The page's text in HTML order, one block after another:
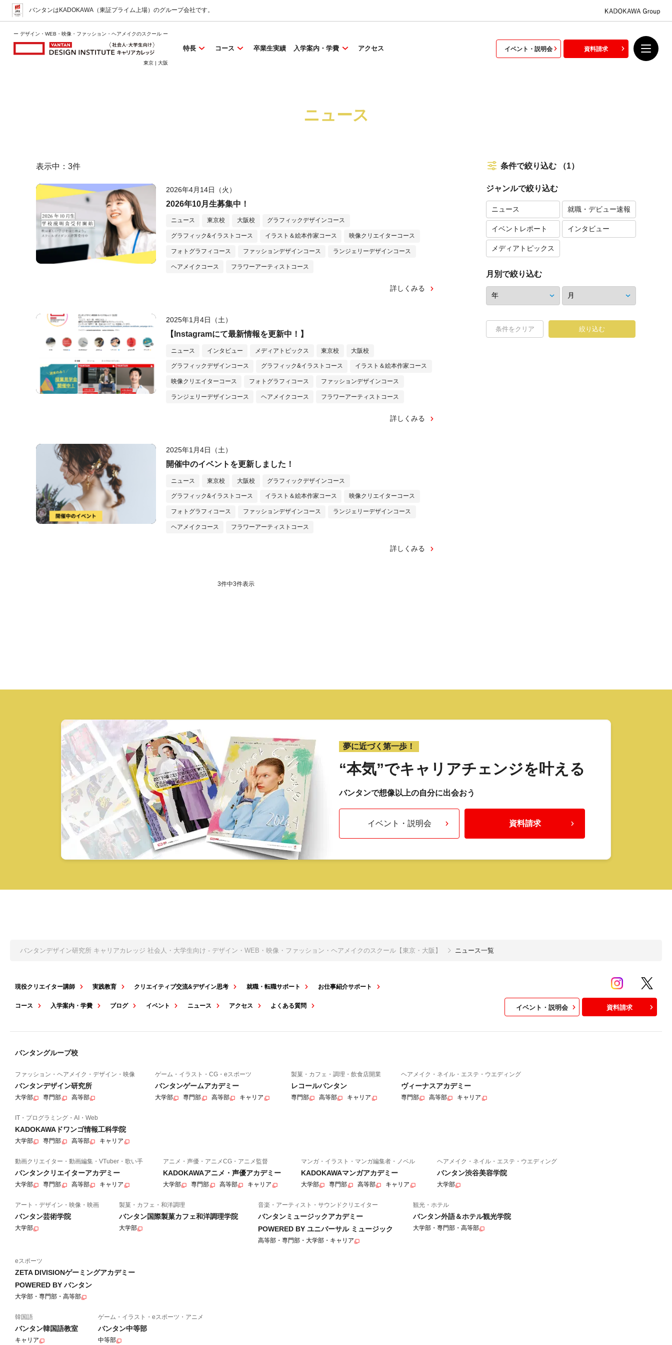
バンタンはKADOKAWA（東証プライム上場） のグループ会社です。
ー デザイン・WEB・映像・ファッション・ヘアメイクのスクール ー
東京 | 大阪
特長 コース 卒業生実績 入学案内・学費 アクセス イベント・説明会 資料請求
ニュース
表示中： 3件
2026年4月14日（火）
2026年10月生募集中！
ニュース 東京校 大阪校 グラフィックデザインコース
グラフィック&イラストコース イラスト＆絵本作家コース 映像クリエイターコース
フォトグラフィコース ファッションデザインコース ランジェリーデザインコース
ヘアメイクコース フラワーアーティストコース
詳しくみる
2025年1月4日（土）
【Instagramにて最新情報を更新中！】
ニュース インタビュー メディアトピックス 東京校 大阪校
グラフィックデザインコース グラフィック&イラストコース イラスト＆絵本作家コース
映像クリエイターコース フォトグラフィコース ファッションデザインコース
ランジェリーデザインコース ヘアメイクコース フラワーアーティストコース
詳しくみる
2025年1月4日（土）
開催中のイベントを更新しました！
ニュース 東京校 大阪校 グラフィックデザインコース
グラフィック&イラストコース イラスト＆絵本作家コース 映像クリエイターコース
フォトグラフィコース ファッションデザインコース ランジェリーデザインコース
ヘアメイクコース フラワーアーティストコース
詳しくみる
3件中3件表示
条件で絞り込む （1）
ジャンルで絞り込む
ニュース 就職・デビュー速報
イベントレポート インタビュー
メディアトピックス
月別で絞り込む
条件をクリア 絞り込む
夢に近づく第一歩！
“本気”でキャリアチェンジを叶える
バンタンで想像以上の自分に出会おう
イベント・説明会 資料請求
バンタンデザイン研究所 キャリアカレッジ 社会人・大学生向け - デザイン・WEB・映像・ファッション・ヘアメイクのスクール【東京・大阪】 ニュース一覧
現役クリエイター講師 実践教育 クリエイティブ交流&デザイン思考 就職・転職サポート お仕事紹介サポート
コース 入学案内・学費 ブログ イベント ニュース アクセス よくある質問 イベント・説明会 資料請求
バンタングループ校
ファッション・ヘアメイク・デザイン・映像
バンタンデザイン研究所
大学部 専門部 高等部
ゲーム・イラスト・CG・eスポーツ
バンタンゲームアカデミー
大学部 専門部 高等部 キャリア
製菓・カフェ・調理・飲食店開業
レコールバンタン
専門部 高等部 キャリア
ヘアメイク・ネイル・エステ・ウエディング
ヴィーナスアカデミー
専門部 高等部 キャリア
IT・プログラミング・AI・Web
KADOKAWAドワンゴ情報工科学院
大学部 専門部 高等部 キャリア
動画クリエイター・動画編集・VTuber・歌い手
バンタンクリエイターアカデミー
大学部 専門部 高等部 キャリア
アニメ・声優・アニメCG・アニメ監督
KADOKAWAアニメ・声優アカデミー
大学部 専門部 高等部 キャリア
マンガ・イラスト・マンガ編集者・ノベル
KADOKAWAマンガアカデミー
大学部 専門部 高等部 キャリア
ヘアメイク・ネイル・エステ・ウエディング
バンタン渋谷美容学院
大学部
アート・デザイン・映像・映画
バンタン芸術学院
大学部
製菓・カフェ・和洋調理
バンタン国際製菓カフェ和洋調理学院
大学部
音楽・アーティスト・サウンドクリエイター
バンタンミュージックアカデミー
POWERED BY ユニバーサル ミュージック
高等部・専門部・大学部・キャリア
観光・ホテル
バンタン外語＆ホテル観光学院
大学部・専門部・高等部
eスポーツ
ZETA DIVISIONゲーミングアカデミー
POWERED BY バンタン
大学部・専門部・高等部
韓国語
バンタン韓国語教室
キャリア
ゲーム・イラスト・eスポーツ・アニメ
バンタン中等部
中等部